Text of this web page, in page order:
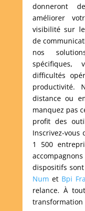
donneront
améliorer
visibilité sur
de
nos
spécifiques,
difficultés
productivité.
distance ou
manquez pas
profit des
Inscrivez-vous
1 500
dispositifs
Num et Bpi
relance. À